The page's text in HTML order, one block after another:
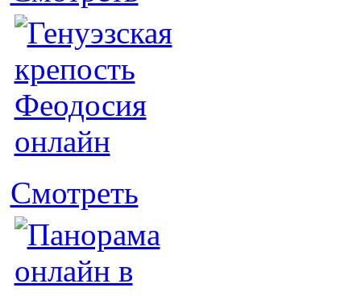
Смотреть